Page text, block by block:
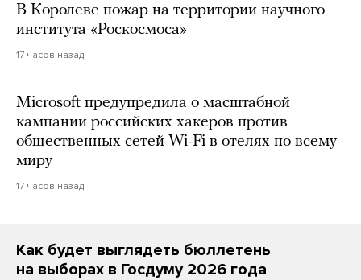
В Королеве пожар на территории научного
института «Роскосмоса»
17 часов назад
Microsoft предупредила о масштабной
кампании российских хакеров против
общественных сетей Wi-Fi в отелях по всему
миру
17 часов назад
Как будет выглядеть бюллетень
на выборах в Госдуму 2026 года